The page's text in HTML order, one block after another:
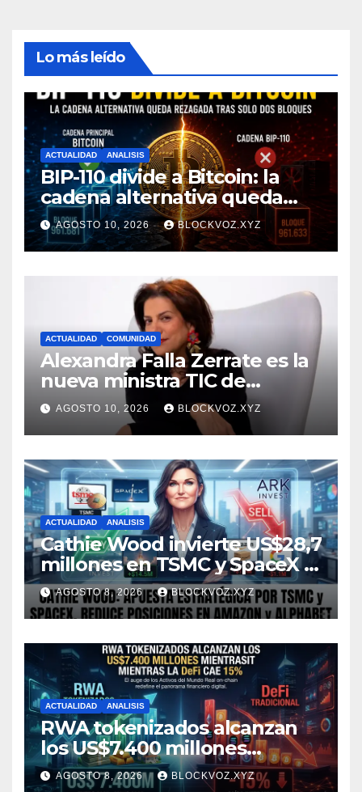
Lo más leído
ACTUALIDAD ANALISIS
BIP-110 divide a Bitcoin: la
cadena alternativa queda
rezagada tras minar solo dos
bloques
AGOSTO 10, 2026 BLOCKVOZ.XYZ
ACTUALIDAD COMUNIDAD
Alexandra Falla Zerrate es la
nueva ministra TIC de
Colombia
AGOSTO 10, 2026 BLOCKVOZ.XYZ
ACTUALIDAD ANALISIS
Cathie Wood invierte US$28,7
millones en TSMC y SpaceX y
reduce posiciones en
Amazon y Alphabet
AGOSTO 8, 2026 BLOCKVOZ.XYZ
ACTUALIDAD ANALISIS
RWA tokenizados alcanzan
los US$7.400 millones
mientras la DeFi cae 15%
AGOSTO 8, 2026 BLOCKVOZ.XYZ